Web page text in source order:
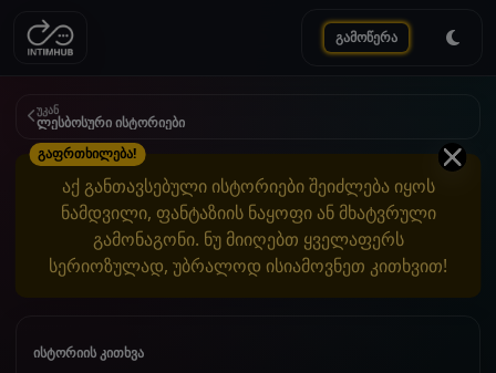
გამოწერა
უკან
ლესბოსური ისტორიები
გაფრთხილება!
აქ განთავსებული ისტორიები შეიძლება იყოს
ნამდვილი, ფანტაზიის ნაყოფი ან მხატვრული
გამონაგონი. ნუ მიიღებთ ყველაფერს
სერიოზულად, უბრალოდ ისიამოვნეთ კითხვით!
ისტორიის კითხვა